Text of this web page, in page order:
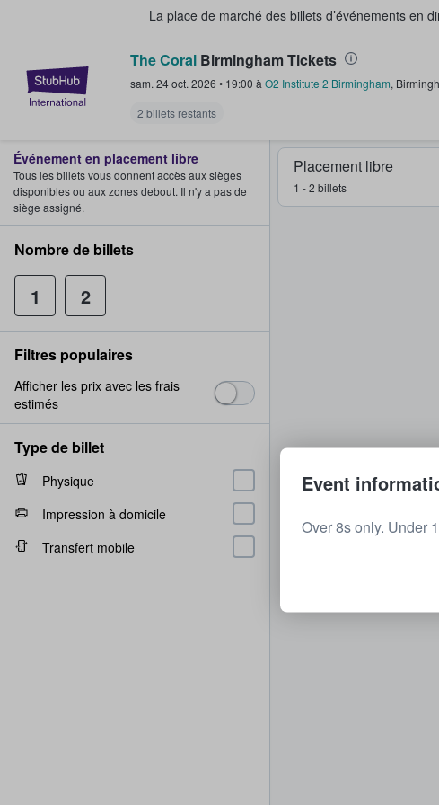
La place de marché des billets d’événements en
StubHub - Où les fans achètent et
The Coral Birmingham Tickets
sam. 24 oct. 2026 • 19:00 à O2 Institute 2 Birmingham,
2 billets restants
Placement libre
1 - 2 billets
Événement en placement libre
Tous les billets vous donnent accès aux sièges
disponibles ou aux zones debout. Il n'y a pas de
siège assigné.
Nombre de billets
1 2
Filtres populaires
Afficher les prix avec les frais
estimés
Type de billet
Physique
Impression à domicile
Transfert mobile
Event
Over 8s only. Under